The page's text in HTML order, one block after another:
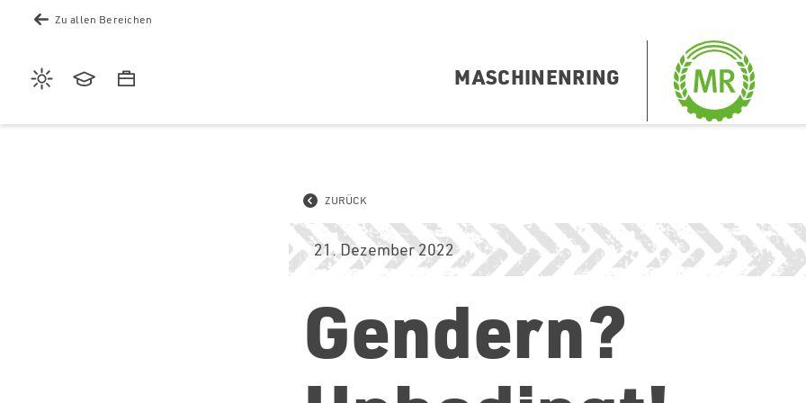
Zu allen Bereichen
Wetter Akademie MASCHINENRING
ZURÜCK
21. Dezember 2022
Gendern?